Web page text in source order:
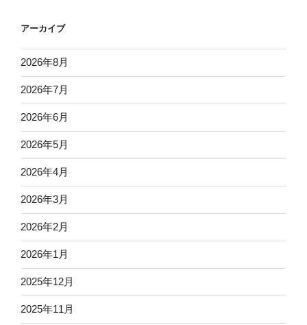
アーカイブ
2026年8月
2026年7月
2026年6月
2026年5月
2026年4月
2026年3月
2026年2月
2026年1月
2025年12月
2025年11月